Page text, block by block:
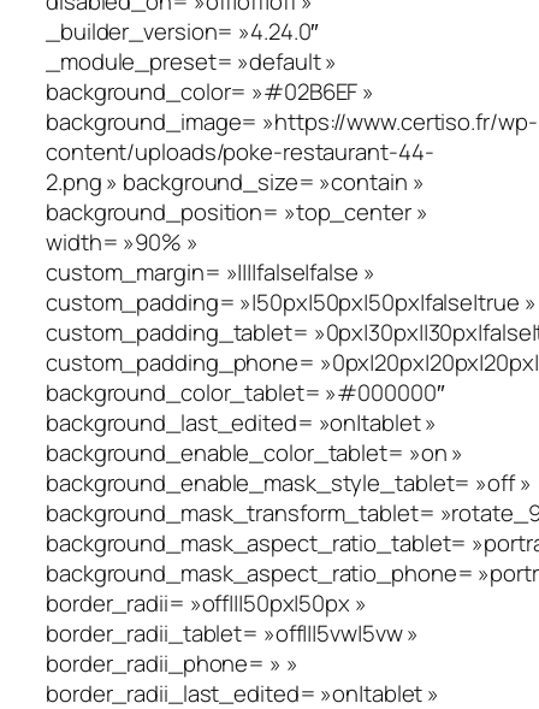
_builder_version= »4.24.0″
_module_preset= »default »
background_color= »#02B6EF »
background_image= »https://www.certiso.fr/wp-
content/uploads/poke-restaurant-44-
2.png » background_size= »contain »
background_position= »top_center »
width= »90% »
custom_margin= »||||false|false »
custom_padding= »|50px|50px|50px|false|true »
custom_padding_tablet=
custom_padding_phone=
background_color_tablet= »#000000″
background_last_edited= »on|tablet »
background_enable_color_tablet= »on »
background_enable_mask_style_tablet= »off »
background_mask_transform_tablet=
background_mask_aspect_ratio_tablet=
background_mask_aspect_ratio_phone=
border_radii= »off|||50px|50px »
border_radii_tablet= »off|||5vw|5vw »
border_radii_phone= » »
border_radii_last_edited= »on|tablet »